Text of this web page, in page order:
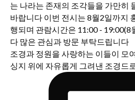
조경과 정원을 사랑하는 이들이 모
싱지 위에 자유롭게 그려낸 조경드